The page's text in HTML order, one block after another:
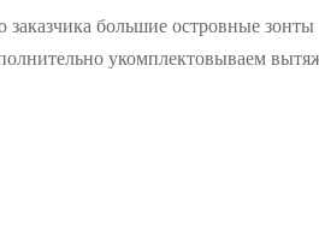
большие островные зонты
укомплектовываем